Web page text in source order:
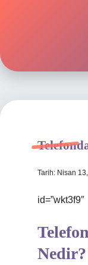
Hakkımızda
Tarih: Nisan
id=”wkt3f9″